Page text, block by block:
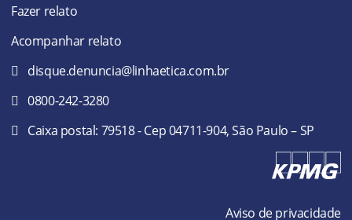
Fazer relato
Acompanhar relato
disque.denuncia@linhaetica.com.br
0800-242-3280
Caixa postal: 79518 - Cep 04711-904, São Paulo – SP
Aviso de privacidade